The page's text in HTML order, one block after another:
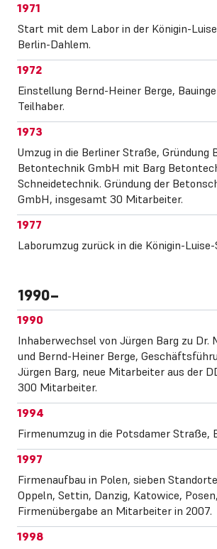
1971
Start mit dem Labor in der Königin-
Berlin-Dahlem.
1972
Einstellung Bernd-Heiner Berge,
Teilhaber.
1973
Umzug in die Berliner Straße, Gründung
Betontechnik GmbH mit Barg
Schneidetechnik. Gründung der
GmbH, insgesamt 30 Mitarbeiter.
1977
Laborumzug zurück in die Königin-
1990
1990
Inhaberwechsel von Jürgen Barg zu Dr.
und Bernd-Heiner Berge,
Jürgen Barg, neue Mitarbeiter aus der
300 Mitarbeiter.
1994
Firmenumzug in die Potsdamer Straße,
1997
Firmenaufbau in Polen, sieben
Oppeln, Settin, Danzig, Katowice, Posen,
Firmenübergabe an Mitarbeiter in 2007.
1998